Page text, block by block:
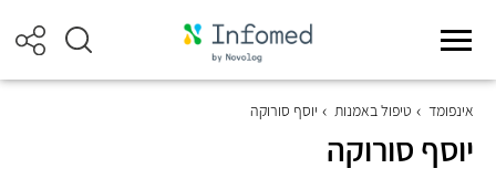
אינפומד טיפול באמנות יוסף סורוקה
יוסף סורוקה